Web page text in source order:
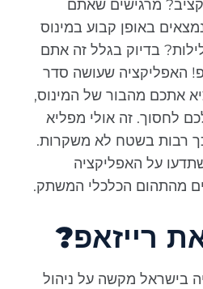
מרגישים שאתם
באופן קבוע במינוס
בדיוק בגלל זה אתם
האפליקציה שעושה סדר
אתכם מהבור של המינוס,
לחסוך. זה אולי מפליא
רבות בשטח לא משקרות.
על האפליקציה
מהתהום הכלכלי המשתק.
רייזאפ?
בישראל מקשה על ניהול